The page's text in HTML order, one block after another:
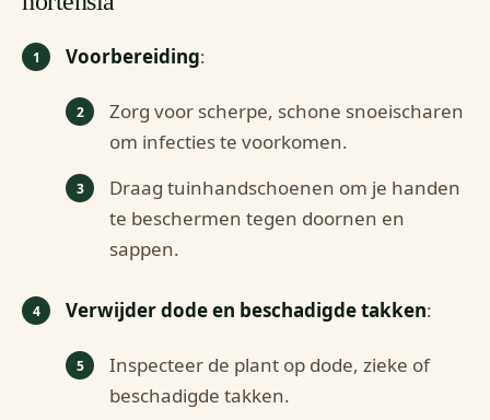
Voorbereiding:
Zorg voor scherpe, schone snoeischaren
om infecties te voorkomen.
Draag tuinhandschoenen om je handen
te beschermen tegen doornen en
sappen.
Verwijder dode en beschadigde takken:
Inspecteer de plant op dode, zieke of
beschadigde takken.